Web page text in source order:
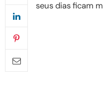
seus dias ficam